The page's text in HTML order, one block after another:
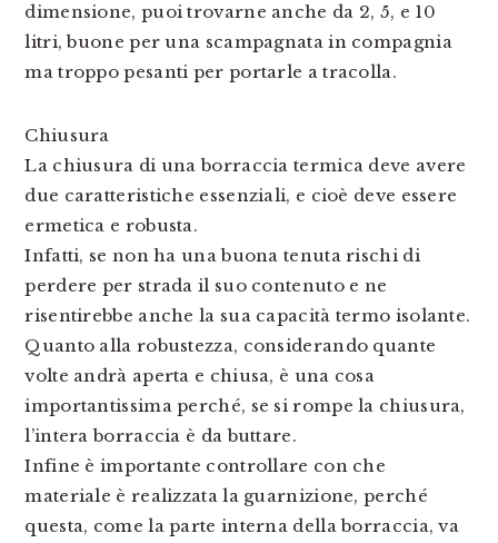
dimensione, puoi trovarne anche da 2, 5, e 10
litri, buone per una scampagnata in compagnia
ma troppo pesanti per portarle a tracolla.
Chiusura
La chiusura di una borraccia termica deve avere
due caratteristiche essenziali, e cioè deve essere
ermetica e robusta.
Infatti, se non ha una buona tenuta rischi di
perdere per strada il suo contenuto e ne
risentirebbe anche la sua capacità termo isolante.
Quanto alla robustezza, considerando quante
volte andrà aperta e chiusa, è una cosa
importantissima perché, se si rompe la chiusura,
l’intera borraccia è da buttare.
Infine è importante controllare con che
materiale è realizzata la guarnizione, perché
questa, come la parte interna della borraccia, va